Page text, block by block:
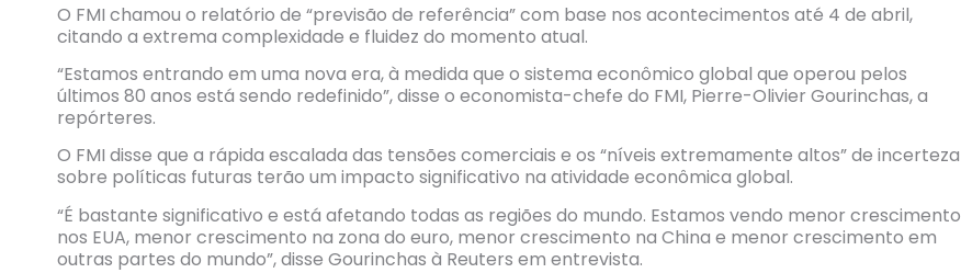
O FMI chamou o relatório de “previsão de referência” com base nos acontecimentos até 4 de abril,
citando a extrema complexidade e fluidez do momento atual.
“Estamos entrando em uma nova era, à medida que o sistema econômico global que operou pelos
últimos 80 anos está sendo redefinido”, disse o economista-chefe do FMI, Pierre-Olivier Gourinchas, a
repórteres.
O FMI disse que a rápida escalada das tensões comerciais e os “níveis extremamente altos” de incerteza
sobre políticas futuras terão um impacto significativo na atividade econômica global.
“É bastante significativo e está afetando todas as regiões do mundo. Estamos vendo menor crescimento
nos EUA, menor crescimento na zona do euro, menor crescimento na China e menor crescimento em
outras partes do mundo”, disse Gourinchas à Reuters em entrevista.